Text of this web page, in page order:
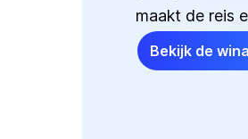
maakt de reis
Bekijk de